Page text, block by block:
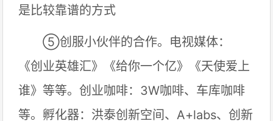
是比较靠谱的方式
⑤创服小伙伴的合作。电视媒体：
《创业英雄汇》《给你一个亿》《天使爱上
谁》等等。创业咖啡：3W咖啡、车库咖啡
等。孵化器：洪泰创新空间、A+labs、创新